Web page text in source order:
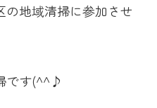
地域清掃に参加させ
です(^^♪